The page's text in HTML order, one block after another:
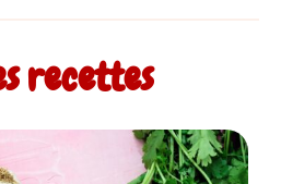
recettes